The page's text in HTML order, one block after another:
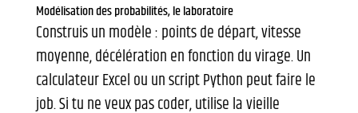
Modélisation des probabilités, le laboratoire
Construis un modèle : points de départ, vitesse
moyenne, décélération en fonction du virage. Un
calculateur Excel ou un script Python peut faire le
job. Si tu ne veux pas coder, utilise la vieille